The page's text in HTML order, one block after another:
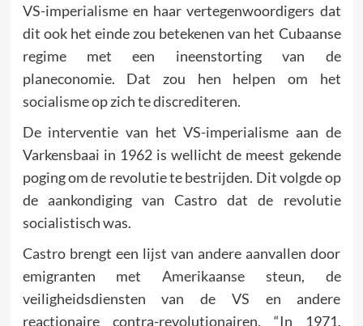
VS-imperialisme en haar vertegenwoordigers dat
dit ook het einde zou betekenen van het Cubaanse
regime met een ineenstorting van de
planeconomie. Dat zou hen helpen om het
socialisme op zich te discrediteren.
De interventie van het VS-imperialisme aan de
Varkensbaai in 1962 is wellicht de meest gekende
poging om de revolutie te bestrijden. Dit volgde op
de aankondiging van Castro dat de revolutie
socialistisch was.
Castro brengt een lijst van andere aanvallen door
emigranten met Amerikaanse steun, de
veiligheidsdiensten van de VS en andere
reactionaire contra-revolutionairen. “In 1971,